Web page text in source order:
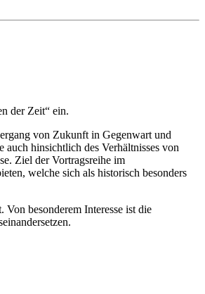
der Zeit“ ein.
von Zukunft in Gegenwart und
hinsichtlich des Verhältnisses von
Ziel der Vortragsreihe im
welche sich als historisch besonders
besonderem Interesse ist die